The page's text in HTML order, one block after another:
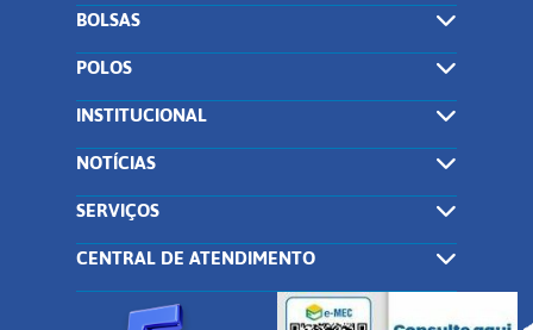
BOLSAS
POLOS
INSTITUCIONAL
NOTÍCIAS
SERVIÇOS
CENTRAL DE ATENDIMENTO